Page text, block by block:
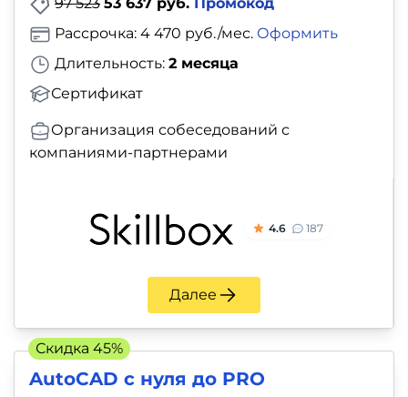
Длительность: 2 месяца
Сертификат
Рассрочка: 4 470 руб./мес. Оформить
Организация собеседований с
компаниями-партнерами
4.6 187
Далее
AutoCAD с нуля до PRO
Скидка 45%